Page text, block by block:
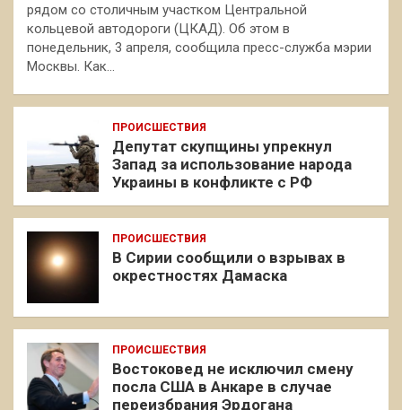
рядом со столичным участком Центральной
кольцевой автодороги (ЦКАД). Об этом в
понедельник, 3 апреля, сообщила пресс-служба мэрии
Москвы. Как…
ПРОИСШЕСТВИЯ
Депутат скупщины упрекнул
Запад за использование народа
Украины в конфликте с РФ
ПРОИСШЕСТВИЯ
В Сирии сообщили о взрывах в
окрестностях Дамаска
ПРОИСШЕСТВИЯ
Востоковед не исключил смену
посла США в Анкаре в случае
переизбрания Эрдогана